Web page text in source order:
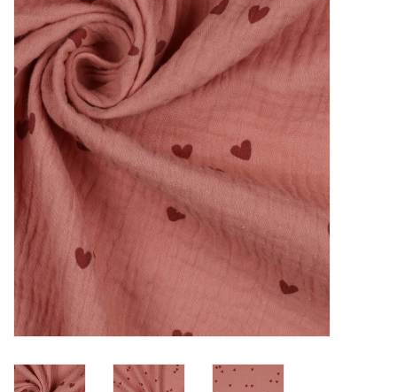
Diy pakketten
Studio Olive inspireert....